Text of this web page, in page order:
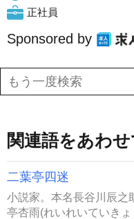
正社員
Sponsored by
関連語をあわ
二葉亭四迷
小説家。本名長谷川辰之
亭杏雨(れいれいていき